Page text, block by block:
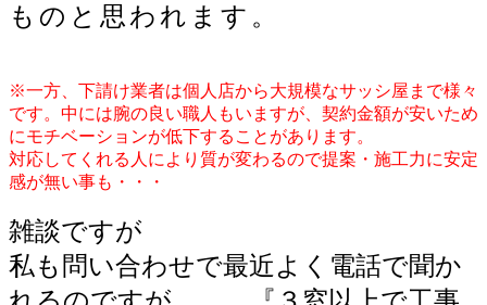
ものと思われます。
※一方、下請け業者は個人店から大規模なサッシ屋まで様々
です。中には腕の良い職人もいますが、契約金額が安いため
にモチベーションが低下することがあります。
対応してくれる人により質が変わるので提案・施工力に安定
感が無い事も・・・
雑談ですが
私も問い合わせで最近よく電話で聞か